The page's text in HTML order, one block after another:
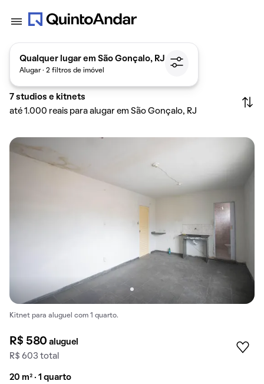
Qualquer lugar em São Gonçalo, RJ
Alugar · 2 filtros de imóvel
7 studios e kitnets
até 1.000 reais para alugar em São Gonçalo, RJ
Kitnet para aluguel com 1 quarto.
R$ 580aluguel
R$ 603 total
20 m² · 1 quarto